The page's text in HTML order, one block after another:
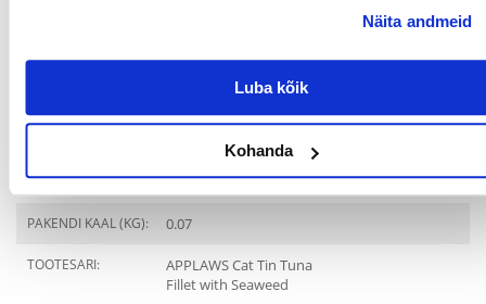
Näita andmeid
Luba kõik
Kohanda
5 1 1/2
Toit ei tohi olla kassi toitumise aluseks. Seda tuleb sööta koos
kassidele kohandatud täistoiduga.
Parameetrid
PAKENDI KAAL (KG): 0.07
TOOTESARI:
APPLAWS Cat Tin Tuna
Fillet with Seaweed